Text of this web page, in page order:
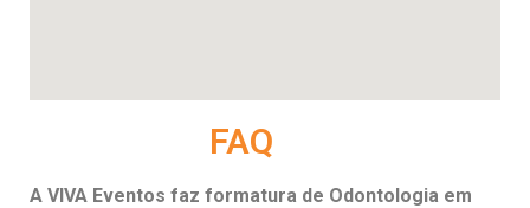
FAQ
A VIVA Eventos faz formatura de Odontologia em